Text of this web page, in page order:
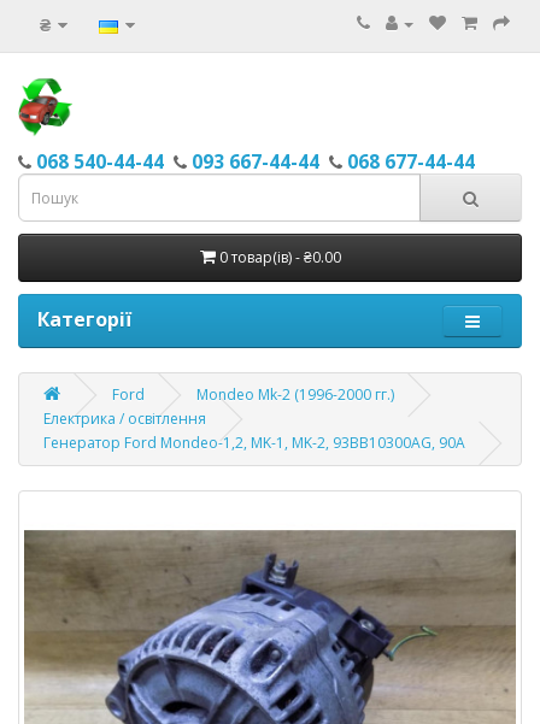
₴
068 540-44-44 093 667-44-44 068 677-44-44
0 товар(ів) - ₴0.00
Категорії
Ford
Mondeo Mk-2 (1996-2000 гг.)
Електрика / освітлення
Генератор Ford Mondeo-1,2, MK-1, MK-2, 93BB10300AG, 90A